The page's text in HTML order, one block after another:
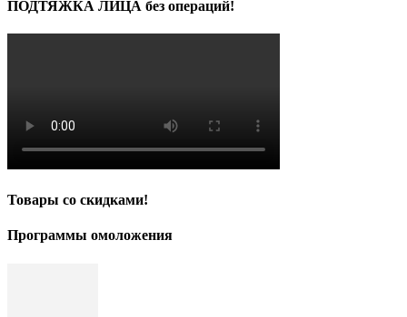
ПОДТЯЖКА ЛИЦА без операций!
Товары со скидками!
Программы омоложения